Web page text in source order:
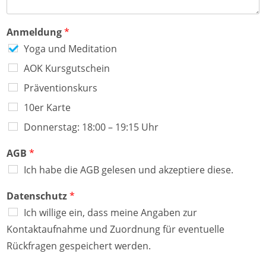
Anmeldung*
Yoga und Meditation
AOK Kursgutschein
Präventionskurs
10er Karte
Donnerstag: 18:00 – 19:15 Uhr
AGB *
Ich habe die AGB gelesen und akzeptiere diese.
Datenschutz*
Ich willige ein, dass meine Angaben zur
Kontaktaufnahme und Zuordnung für eventuelle
Rückfragen gespeichert werden.